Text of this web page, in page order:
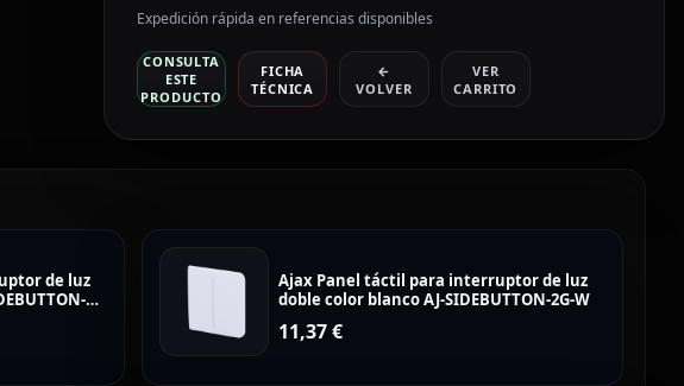
Expedición rápida en referencias disponibles
CONSULTA
ESTE
PRODUCTO
FICHA
TÉCNICA
←
VOLVER
VER
CARRITO
de luz
Ajax Panel táctil para interruptor de luz
doble color blanco AJ-SIDEBUTTON-2G-W
11,37€